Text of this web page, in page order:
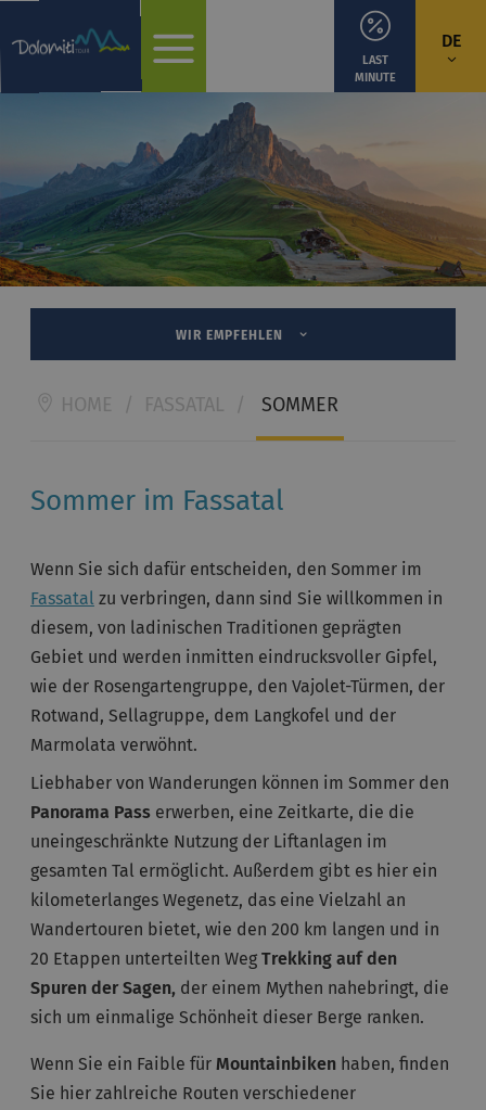
DE
LAST
MINUTE
WIR EMPFEHLEN
HOME / FASSATAL / SOMMER
Sommer im Fassatal
Wenn Sie sich dafür entscheiden, den Sommer im
Fassatal zu verbringen, dann sind Sie willkommen in
diesem, von ladinischen Traditionen geprägten
Gebiet und werden inmitten eindrucksvoller Gipfel,
wie der Rosengartengruppe, den Vajolet-Türmen, der
Rotwand, Sellagruppe, dem Langkofel und der
Marmolata verwöhnt.
Liebhaber von Wanderungen können im Sommer den
Panorama Passerwerben, eine Zeitkarte, die die
uneingeschränkte Nutzung der Liftanlagen im
gesamten Tal ermöglicht. Außerdem gibt es hier ein
kilometerlanges Wegenetz, das eine Vielzahl an
Wandertouren bietet, wie den 200 km langen und in
20 Etappen unterteilten Weg Trekking auf den
Spuren der Sagen,der einem Mythen nahebringt, die
sich um einmalige Schönheit dieser Berge ranken.
Wenn Sie ein Faible für Mountainbikenhaben, finden
Sie hier zahlreiche Routen verschiedener